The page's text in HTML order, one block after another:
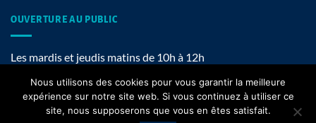
OUVERTURE AU PUBLIC
Les mardis et jeudis matins de 10h à 12h
Mentions légales
Nous utilisons des cookies pour vous garantir la meilleure
expérience sur notre site web. Si vous continuez à utiliser ce
site, nous supposerons que vous en êtes satisfait.